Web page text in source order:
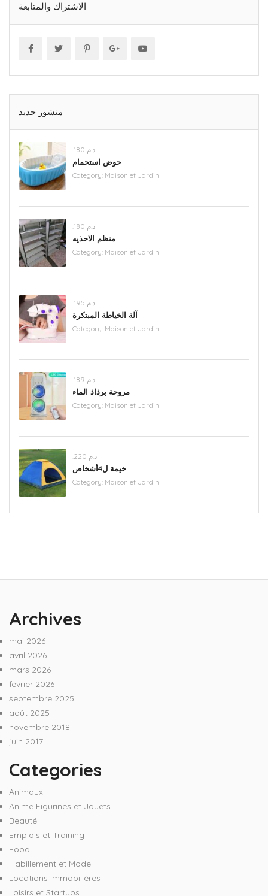
الاشتراك والمتابعة
منشور جديد
.د.م 180
حوض استحمام
Category: Maison et Jardin
.د.م 180
منظم الاحذيه
Category: Maison et Jardin
.د.م 195
آلة الخياطة المبتكرة
Category: Maison et Jardin
.د.م 189
مروحة برذاذ الماء
Category: Maison et Jardin
.د.م 220
خيمة ل4أشخاص
Category: Maison et Jardin
Archives
mai 2026
avril 2026
mars 2026
février 2026
septembre 2025
août 2025
novembre 2018
juin 2017
Categories
Animaux
Anime Figurines et Jouets
Beauté
Emplois et Training
Food
Habillement et Mode
Locations Immobilières
Loisirs et Startups